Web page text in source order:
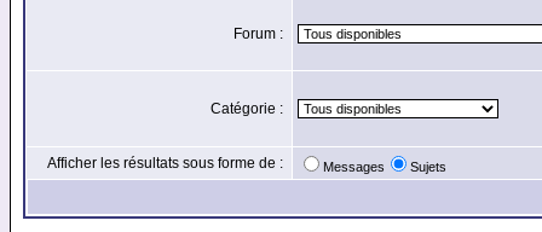
Forum :
Catégorie :
Afficher les résultats sous forme de : Messages Sujets